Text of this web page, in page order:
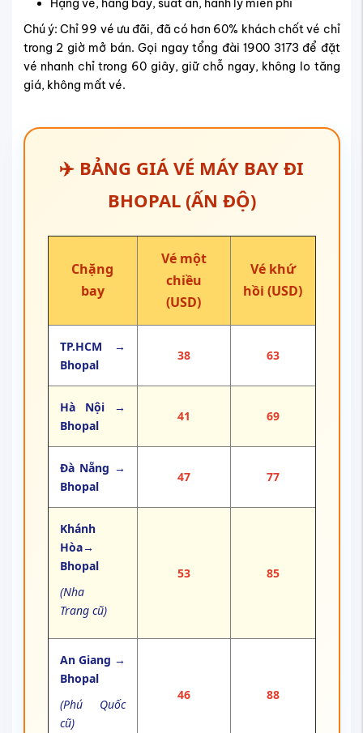
Hạng vé, hãng bay, suất ăn, hành lý miễn phí
Chú ý: Chỉ 99 vé ưu đãi, đã có hơn 60% khách chốt vé chỉ
trong 2 giờ mở bán. Gọi ngay tổng đài 1900 3173 để đặt
vé nhanh chỉ trong 60 giây, giữ chỗ ngay, không lo tăng
giá, không mất vé.
✈️ BẢNG GIÁ VÉ MÁY BAY ĐI
BHOPAL (ẤN ĐỘ)
Chặng
bay
Vé một
chiều
(USD)
Vé khứ
hồi (USD)
TP.HCM →
Bhopal
38 63
Hà Nội →
Bhopal
41 69
Đà Nẵng →
Bhopal
47 77
Khánh
Hòa→
Bhopal
(Nha
Trang cũ)
53 85
An Giang →
Bhopal
(Phú Quốc
cũ)
46 88